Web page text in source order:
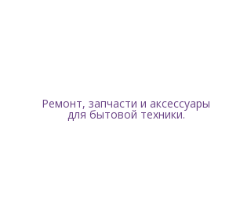
Ремонт, запчасти и аксессуары
для бытовой техники.